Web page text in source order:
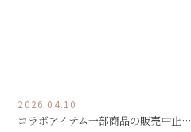
2026.04.10
コラボアイテム一部商品の販売中止…